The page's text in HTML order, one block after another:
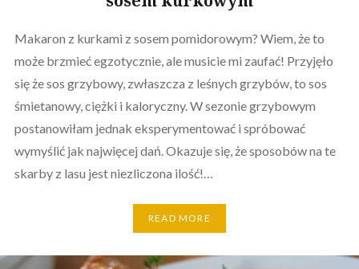
Makaron z kurkami z sosem pomidorowym? Wiem, że to
może brzmieć egzotycznie, ale musicie mi zaufać! Przyjęło
się że sos grzybowy, zwłaszcza z leśnych grzybów, to sos
śmietanowy, ciężki i kaloryczny. W sezonie grzybowym
postanowiłam jednak eksperymentować i spróbować
wymyślić jak najwięcej dań. Okazuje się, że sposobów na te
skarby z lasu jest niezliczona ilość!…
READ MORE